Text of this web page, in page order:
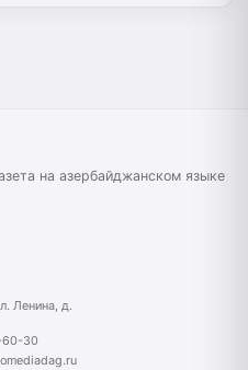
на азербайджанском языке
Ленина, д.
30